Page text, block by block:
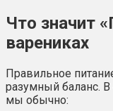
Что значит
варениках
Правильное
разумный баланс.
мы обычно: